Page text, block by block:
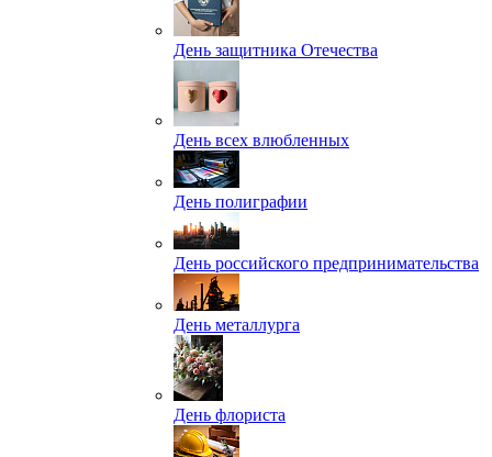
День защитника Отечества
День всех влюбленных
День полиграфии
День российского предпринимательства
День металлурга
День флориста